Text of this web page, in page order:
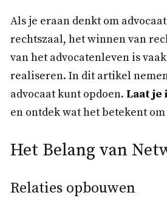
Als je eraan denkt om
rechtszaal, het winnen van
van het advocatenleven is
realiseren. In dit artikel
advocaat kunt opdoen. Laat je
en ontdek wat het betekent
Het Belang van
Relaties opbouwen